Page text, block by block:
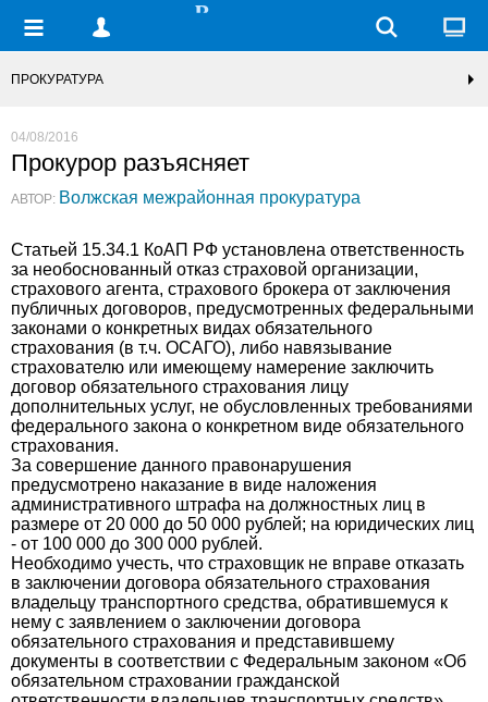
ПРОКУРАТУРА
04/08/2016
Прокурор разъясняет
АВТОР: Волжская межрайонная прокуратура
Статьей 15.34.1 КоАП РФ установлена ответственность
за необоснованный отказ страховой организации,
страхового агента, страхового брокера от заключения
публичных договоров, предусмотренных федеральными
законами о конкретных видах обязательного
страхования (в т.ч. ОСАГО), либо навязывание
страхователю или имеющему намерение заключить
договор обязательного страхования лицу
дополнительных услуг, не обусловленных требованиями
федерального закона о конкретном виде обязательного
страхования.
За совершение данного правонарушения
предусмотрено наказание в виде наложения
административного штрафа на должностных лиц в
размере от 20 000 до 50 000 рублей; на юридических лиц
- от 100 000 до 300 000 рублей.
Необходимо учесть, что страховщик не вправе отказать
в заключении договора обязательного страхования
владельцу транспортного средства, обратившемуся к
нему с заявлением о заключении договора
обязательного страхования и представившему
документы в соответствии с Федеральным законом «Об
обязательном страховании гражданской